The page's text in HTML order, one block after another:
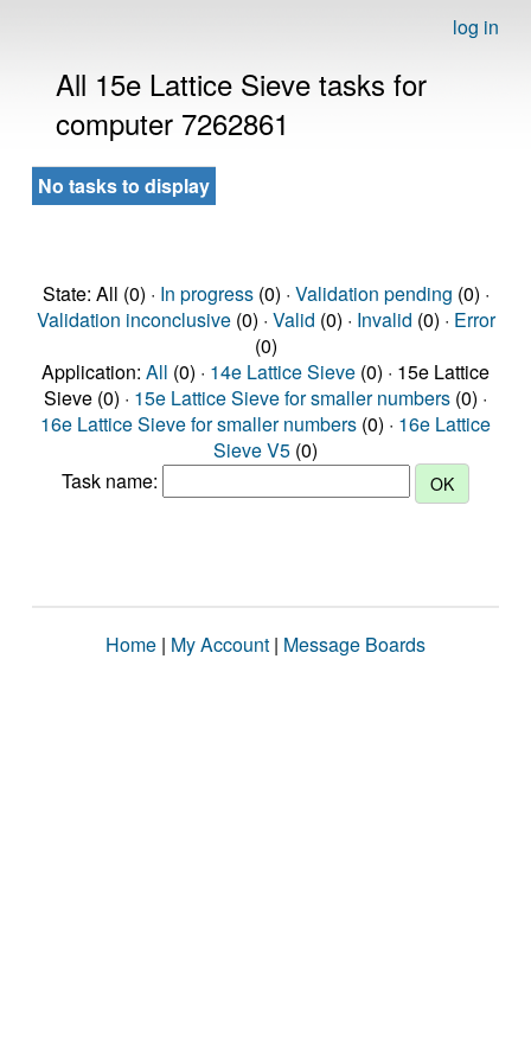
log in
All 15e Lattice Sieve tasks for
computer 7262861
No tasks to display
State: All (0) · In progress(0) · Validation pending (0) ·
Validation inconclusive(0) · Valid (0) · Invalid (0) · Error
(0)
Application: All (0) · 14e Lattice Sieve (0) · 15e Lattice
Sieve (0) · 15e Lattice Sieve for smaller numbers (0) ·
16e Lattice Sieve for smaller numbers (0) · 16e Lattice
Sieve V5 (0)
Task name:
Home | My Account | Message Boards